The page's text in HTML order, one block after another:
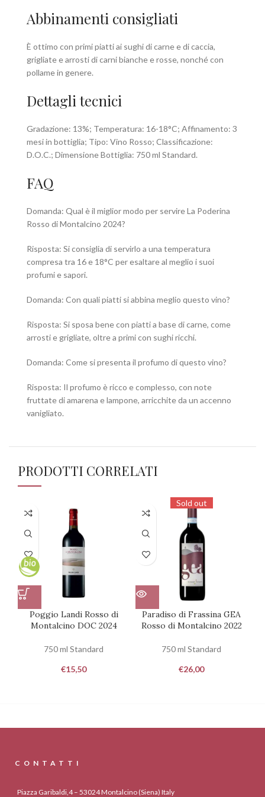
Abbinamenti consigliati
È ottimo con primi piatti ai sughi di carne e di caccia,
grigliate e arrosti di carni bianche e rosse, nonché con
pollame in genere.
Dettagli tecnici
Gradazione: 13%; Temperatura: 16-18°C; Affinamento: 3
mesi in bottiglia; Tipo: Vino Rosso; Classificazione:
D.O.C.; Dimensione Bottiglia: 750 ml Standard.
FAQ
Domanda: Qual è il miglior modo per servire La Poderina
Rosso di Montalcino 2024?
Risposta: Si consiglia di servirlo a una temperatura
compresa tra 16 e 18°C per esaltare al meglio i suoi
profumi e sapori.
Domanda: Con quali piatti si abbina meglio questo vino?
Risposta: Si sposa bene con piatti a base di carne, come
arrosti e grigliate, oltre a primi con sughi ricchi.
Domanda: Come si presenta il profumo di questo vino?
Risposta: Il profumo è ricco e complesso, con note
fruttate di amarena e lampone, arricchite da un accenno
vanigliato.
PRODOTTI CORRELATI
Poggio Landi Rosso di
Montalcino DOC 2024
750 ml Standard
€15,50
Sold out
Paradiso di Frassina GEA
Rosso di Montalcino 2022
750 ml Standard
€26,00
CONTATTI
Piazza Garibaldi,4 – 53024 Montalcino (Siena) Italy